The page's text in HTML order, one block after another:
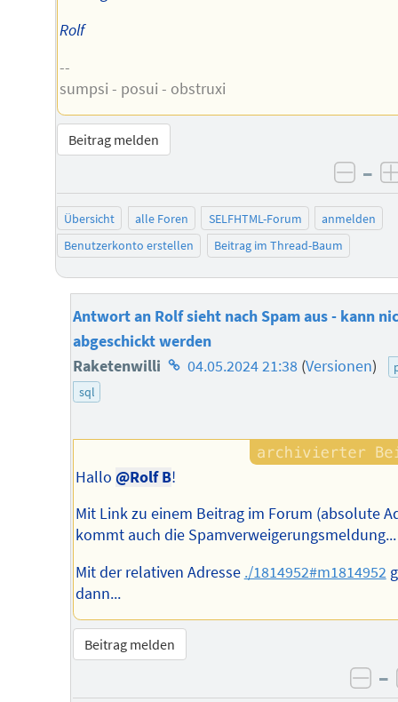
Rolf
--
sumpsi - posui - obstruxi
Beitrag melden
–
Übersicht alle Foren SELFHTML-Forum
anmelden
Benutzerkonto erstellen
Beitrag im Thread-Baum
Antwort an Rolf sieht nach Spam aus - kann
abgeschickt werden
Raketenwilli Homepage
04.05.2024 21:38 (Versionen)
sql
Hallo @Rolf B!
Mit Link zu einem Beitrag im Forum (absolute
kommt auch die Spamverweigerungsmeldung...
Mit der relativen Adresse ./1814952#m1814952
dann...
Beitrag melden
–